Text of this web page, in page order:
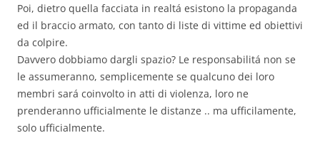
Poi, dietro quella facciata in realtá esistono la propaganda
ed il braccio armato, con tanto di liste di vittime ed obiettivi
da colpire.
Davvero dobbiamo dargli spazio? Le responsabilitá non se
le assumeranno, semplicemente se qualcuno dei loro
membri sará coinvolto in atti di violenza, loro ne
prenderanno ufficialmente le distanze .. ma ufficilamente,
solo ufficialmente.